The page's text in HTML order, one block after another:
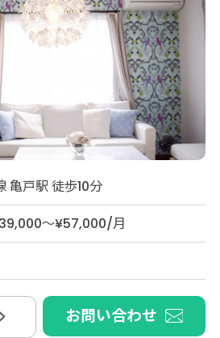
亀戸駅 徒歩10分
～¥57,000/月
お問い合わせ